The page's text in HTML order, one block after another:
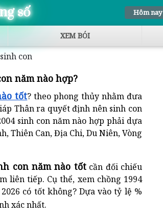
số Hôm nay
XEM BÓI
con
năm nào hợp?
tốt? theo phong thủy nhằm đưa
Thân ra quyết định nên sinh con
sinh con năm nào hợp phải dựa
Thiên Can, Địa Chi, Du Niên, Vòng
con năm nào tốtcần đối chiếu
liên tiếp. Cụ thể, xem chồng 1994
có tốt không? Dựa vào tỷ lệ %
xác nhất.